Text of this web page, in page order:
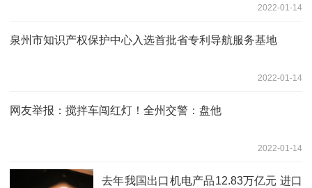
2022-01-14
泉州市知识产权保护中心入选首批省专利导航服务基地
2022-01-14
网友举报：搅拌车闯红灯！全州交警：盘他
2022-01-14
去年我国出口机电产品12.83万亿元 进口